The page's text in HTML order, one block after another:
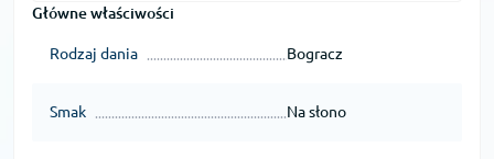
Główne właściwości
Rodzaj dania Bogracz
Smak Na słono